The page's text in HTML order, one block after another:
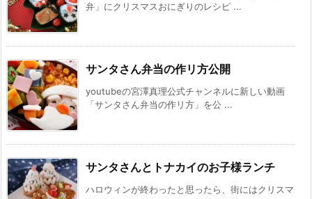
弁」にクリスマスおにぎりのレシピ ...
サンタさん弁当の作リ方公開
youtubeの宮澤真理公式チャンネルに新しい動画
「サンタさん弁当の作リ方」を公 ...
サンタさんとトナカイのお子様ランチ
ハロウィンが終わったと思ったら、街にはクリスマ